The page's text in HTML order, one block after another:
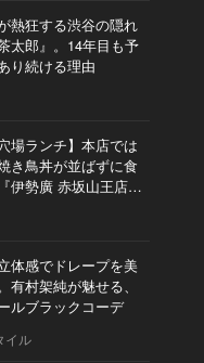
熱狂する渋谷の隠れ
太郎』。14年目も予
り続ける理由
場ランチ】本店では
き鳥丼が並ばずに食
伊勢廣 赤坂山王店』
体感でドレープを美
有村架純が魅せる、
ルブラックコーデ
イル